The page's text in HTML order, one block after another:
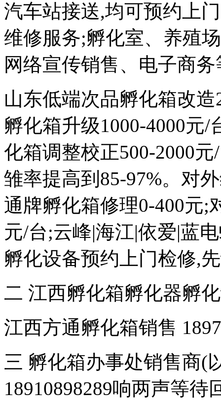
汽车站接送,均可预约上
维修服务;孵化室、养殖
网络宣传销售、电子商务
山东低端次品孵化箱改
孵化箱升级1000-4000元
化箱调整校正500-2000
雏率提高到85-97%。对
通牌孵化箱修理0-400元;
元/台;云峰|海江|依爱|蓝
孵化设备预约上门检修,
二 江西孵化箱孵化器孵
江西方通孵化箱销售
三 孵化箱办事处销售商(
18910898289响两声等